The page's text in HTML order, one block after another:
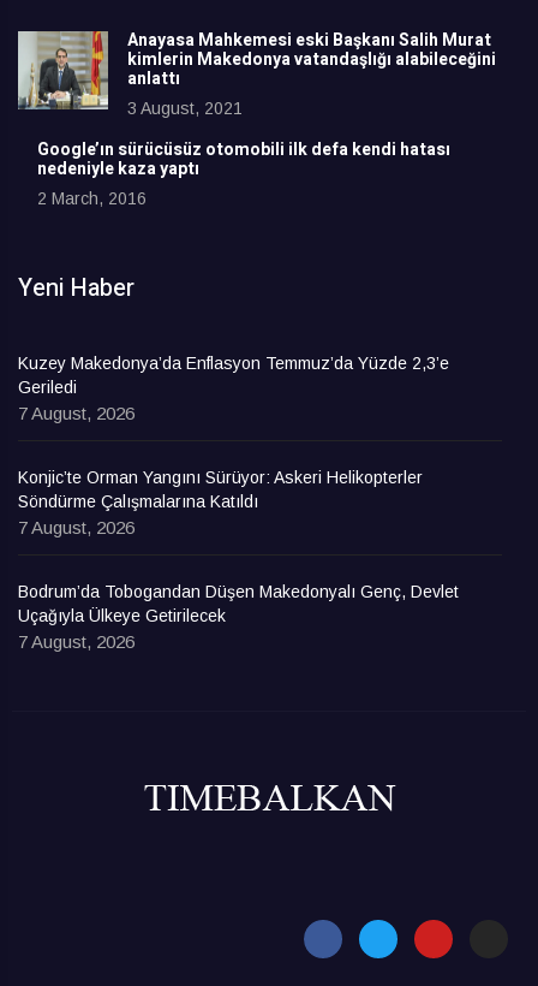
Anayasa Mahkemesi eski Başkanı Salih Murat
kimlerin Makedonya vatandaşlığı alabileceğini
anlattı
3 August, 2021
Google’ın sürücüsüz otomobili ilk defa kendi hatası
nedeniyle kaza yaptı
2 March, 2016
Yeni Haber
Kuzey Makedonya’da Enflasyon Temmuz’da Yüzde 2,3’e
Geriledi
7 August, 2026
Konjic’te Orman Yangını Sürüyor: Askeri Helikopterler
Söndürme Çalışmalarına Katıldı
7 August, 2026
Bodrum’da Tobogandan Düşen Makedonyalı Genç, Devlet
Uçağıyla Ülkeye Getirilecek
7 August, 2026